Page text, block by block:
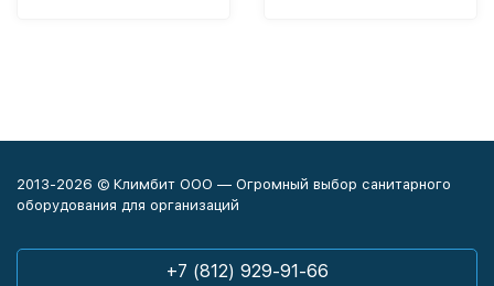
2013-2026 © Климбит ООО — Огромный выбор санитарного
оборудования для организаций
+7 (812) 929-91-66